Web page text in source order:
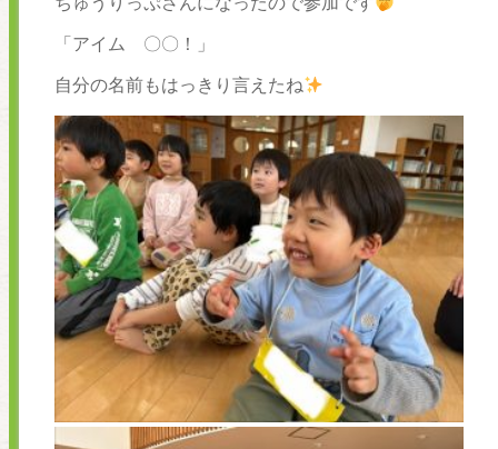
「アイム 〇〇！」
自分の名前もはっきり言えたね